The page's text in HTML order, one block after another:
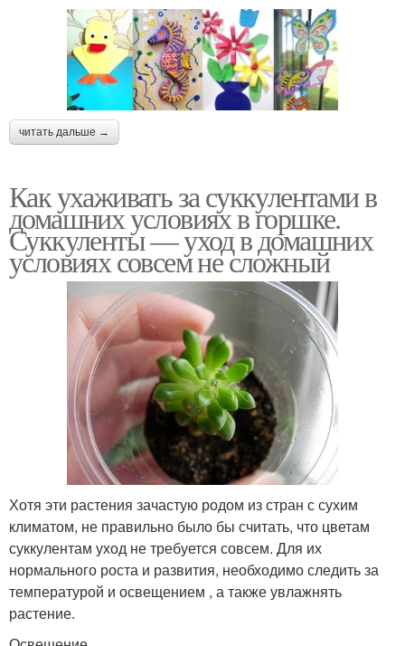
читать дальше →
Как ухаживать за суккулентами в
домашних условиях в горшке.
Суккуленты — уход в домашних
условиях совсем не сложный
Хотя эти растения зачастую родом из стран с сухим
климатом, не правильно было бы считать, что цветам
суккулентам уход не требуется совсем. Для их
нормального роста и развития, необходимо следить за
температурой и освещением , а также увлажнять
растение.